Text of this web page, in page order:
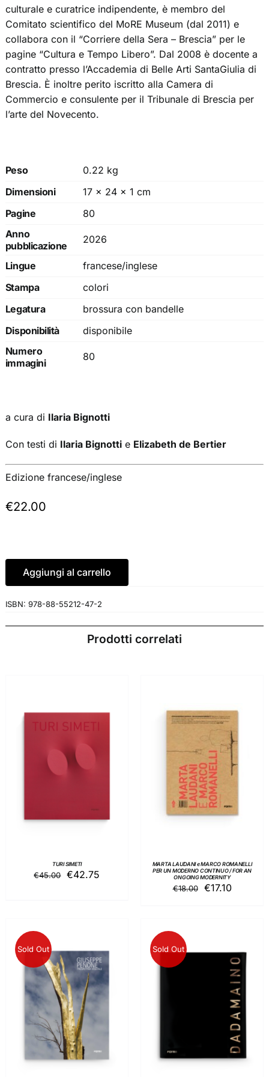
culturale e curatrice indipendente, è membro del
Comitato scientifico del MoRE Museum (dal 2011) e
collabora con il “Corriere della Sera – Brescia” per le
pagine “Cultura e Tempo Libero”. Dal 2008 è docente a
contratto presso l’Accademia di Belle Arti SantaGiulia di
Brescia. È inoltre perito iscritto alla Camera di
Commercio e consulente per il Tribunale di Brescia per
l’arte del Novecento.
Peso
0.22 kg
Dimensioni
17 × 24 × 1 cm
Pagine
80
Anno
pubblicazione
2026
Lingue
francese/inglese
Stampa
colori
Legatura
brossura con bandelle
Disponibilità
disponibile
Numero
immagini
80
a cura di Ilaria Bignotti
Con testi di Ilaria Bignottie Elizabeth de Bertier
Edizione francese/inglese
€22.00
Aggiungi al carrello
ISBN: 978-88-55212-47-2
Prodotti correlati
AGGIUNGI AL
CARRELLO
DETTAGLI
TURI SIMETI
€45.00 Il
€42.75
AGGIUNGI AL
CARRELLO
DETTAGLI
MARTA LAUDANI e MARCO ROMANELLI
PER UN MODERNO CONTINUO / FOR AN
ONGOING MODERNITY
€18.00
Il
€17.10Il
Sold Out
DETTAGLI
Sold Out